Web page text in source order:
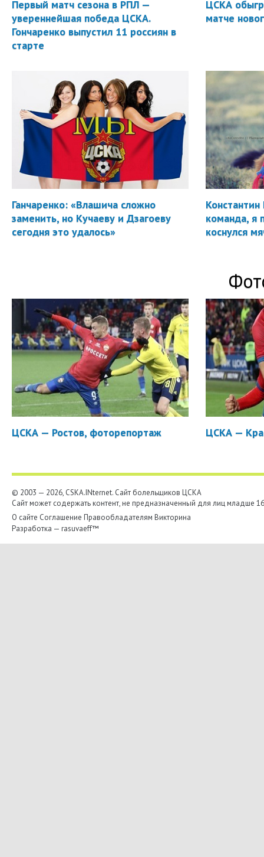
Первый матч сезона в РПЛ —
увереннейшая победа ЦСКА.
Гончаренко выпустил 11 россиян в
старте
ЦСКА
матче
Ганчаренко: «Влашича сложно
заменить, но Кучаеву и Дзагоеву
сегодня это удалось»
Константин
команда, я
коснулся
ЦСКА — Ростов, фоторепортаж ЦСКА —
© 2003 — 2026, CSKA.INternet. Cайт болельщиков ЦСКА
Сайт может содержать контент, не предназначенный для лиц младше
О сайте Соглашение Правообладателям Викторина
Разработка — rasuvaeff™